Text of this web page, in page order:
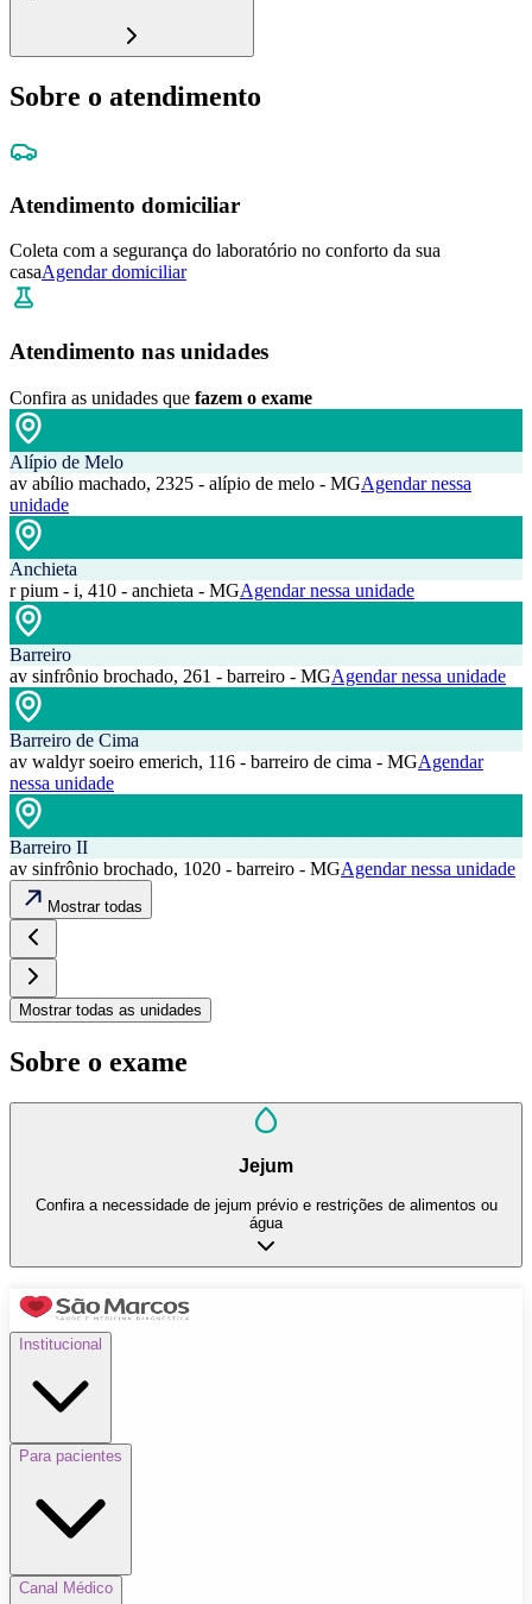
Sobre o atendimento
Atendimento domiciliar
Coleta com a segurança do laboratório no conforto da sua
casaAgendar domiciliar
Atendimento nas unidades
Confira as unidades que fazem o exame
Alípio de Melo
av abílio machado, 2325 - alípio de melo - MGAgendar nessa
unidade
Anchieta
r pium - i, 410 - anchieta - MGAgendar nessa unidade
Barreiro
av sinfrônio brochado, 261 - barreiro - MGAgendar nessa unidade
Barreiro de Cima
av waldyr soeiro emerich, 116 - barreiro de cima - MGAgendar
nessa unidade
Barreiro II
av sinfrônio brochado, 1020 - barreiro - MGAgendar nessa unidade
Mostrar todas
Mostrar todas as unidades
Sobre o exame
Jejum
Confira a necessidade de jejum prévio e restrições de alimentos ou
água
Institucional
Para pacientes
Canal Médico